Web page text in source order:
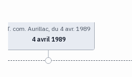
T. com. Aurillac, du 4 avr. 1989
4 avril 1989